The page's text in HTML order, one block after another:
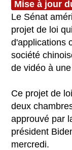
Mise à jour
Le Sénat
projet de loi
d'applications
société
de vidéo à
Ce projet de
deux
approuvé par
président
mercredi.